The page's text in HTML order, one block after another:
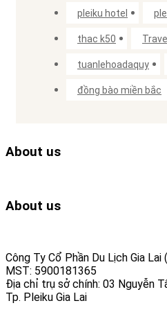
pleiku hotel
thac k50 Travel
tuanlehoadaquy
đồng bào miền bắc
About us
About us
Công Ty Cổ Phần Du Lịch Gia Lai
MST: 5900181365
Địa chỉ trụ sở chính: 03 Nguyễn
Tp. Pleiku Gia Lai